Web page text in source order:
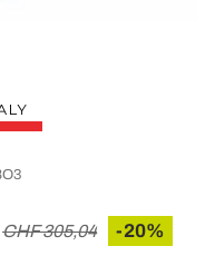
CHF 305,04 -20%